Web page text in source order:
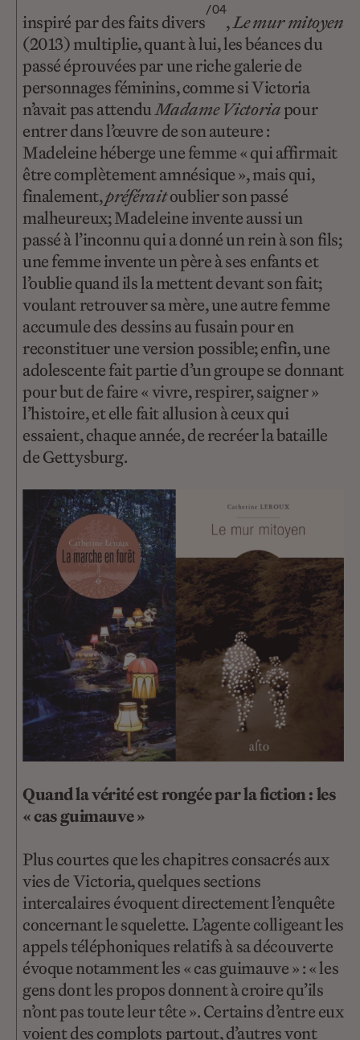
inspiré par des faits divers
/04
,Le mur mitoyen
(2013) multiplie, quant à lui, les béances du
passé éprouvées par une riche galerie de
personnages féminins, comme si Victoria
n’avait pas attenduMadame Victoriapour
entrer dans l’œuvre de son auteure :
Madeleine héberge une femme « qui affirmait
être complètement amnésique », mais qui,
finalement,préféraitoublier son passé
malheureux; Madeleine invente aussi un
passé à l’inconnu qui a donné un rein à son fils;
une femme invente un père à ses enfants et
l’oublie quand ils la mettent devant son fait;
voulant retrouver sa mère, une autre femme
accumule des dessins au fusain pour en
reconstituer une version possible; enfin, une
adolescente fait partie d’un groupe se donnant
pour but de faire « vivre, respirer, saigner »
l’histoire, et elle fait allusion à ceux qui
essaient, chaque année, de recréer la bataille
de Gettysburg.
Quand la vérité est rongée par la fiction : les
« cas guimauve »
Plus courtes que les chapitres consacrés aux
vies de Victoria, quelques sections
intercalaires évoquent directement l’enquête
concernant le squelette. L’agente colligeant les
appels téléphoniques relatifs à sa découverte
évoque notamment les « cas guimauve » : « les
gens dont les propos donnent à croire qu’ils
n’ont pas toute leur tête ». Certains d’entre eux
voient des complots partout, d’autres vont